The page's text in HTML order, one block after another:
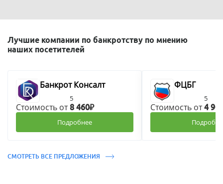
Лучшие компании по банкротству по мнению
наших посетителей
Банкрот Консалт
5
Стоимость от8 460₽
Подробнее
ФЦБГ
5
Стоимость от4
СМОТРЕТЬ ВСЕ ПРЕДЛОЖЕНИЯ